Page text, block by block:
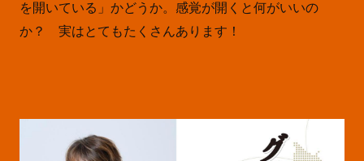
を開いている」かどうか。感覚が開くと何がいいの
か？ 実はとてもたくさんあります！